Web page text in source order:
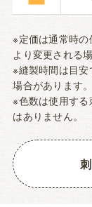
※定価は通常時
より変更される
※縫製時間は目
場合があります。
※色数は使用す
はありません。